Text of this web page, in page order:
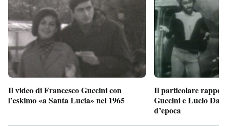
Il video di Francesco Guccini con
l’eskimo «a Santa Lucia» nel 1965
Il particolare
Guccini e Lucio
d’epoca